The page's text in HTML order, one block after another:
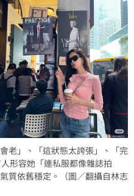
老」、「這狀態太誇張」、「完
形容她「連私服都像雜誌拍
質依舊穩定。（圖／翻攝自林志